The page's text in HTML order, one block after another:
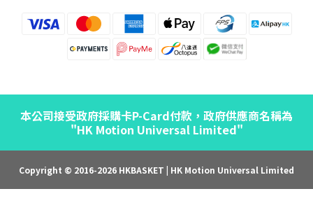
本公司接受政府採購卡P-Card付款，政府供應商名稱為
"HK Motion Universal Limited"
Copyright © 2016-2026 HKBASKET | HK Motion Universal Limited